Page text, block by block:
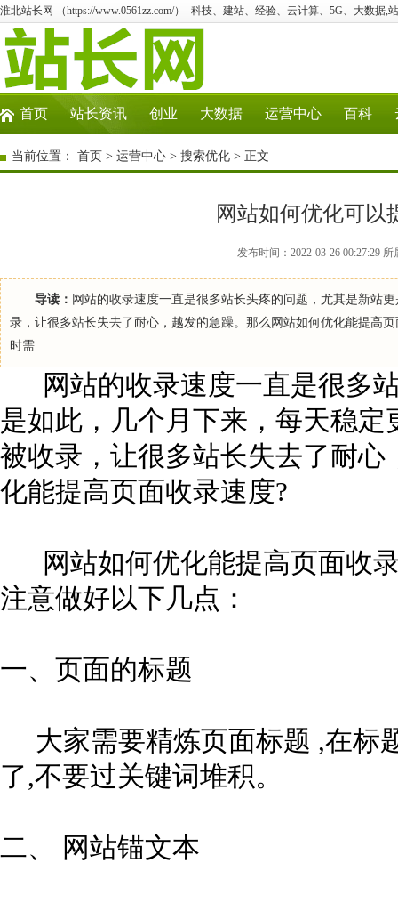
淮北站长网 （https://www.0561zz.com/）- 科技、建站、经验、云计算、5G、大数据,
首页 站长资讯 创业 大数据 运营中心 百科
当前位置： 首页 > 运营中心 > 搜索优化 > 正文
网站如何优化可以
发布时间：2022-03-26 00:27:29
导读： 网站的收录速度一直是很多站长头疼的问题，尤其是新站
录，让很多站长失去了耐心，越发的急躁。那么网站如何优化能提高
时需
网站的收录速度一直是很多
是如此，几个月下来，每天稳
被收录，让很多站长失去了耐
化能提高页面收录速度?
网站如何优化能提高页面收
注意做好以下几点：
一、页面的标题
大家需要精炼页面标题 ,在标
了,不要过关键词堆积。
二、 网站锚文本